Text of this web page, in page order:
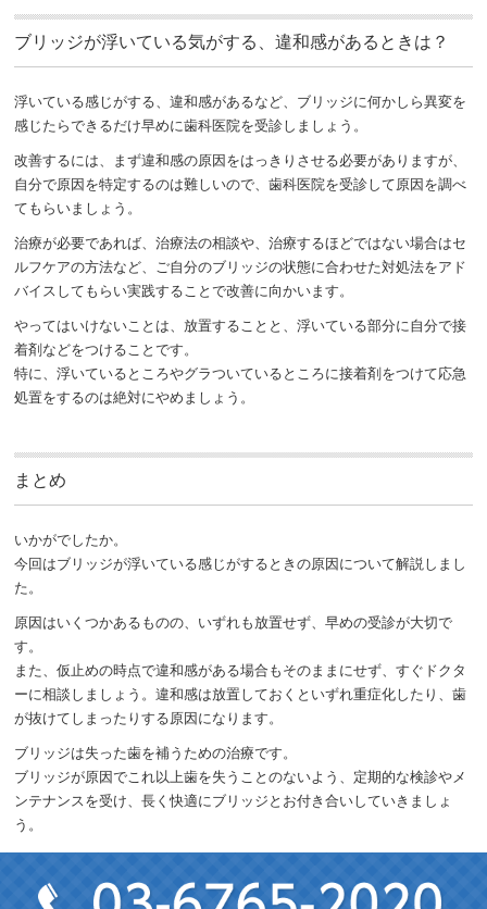
ブリッジが浮いている気がする、違和感があるときは？
浮いている感じがする、違和感があるなど、ブリッジに何かしら異変を
感じたらできるだけ早めに歯科医院を受診しましょう。
改善するには、まず違和感の原因をはっきりさせる必要がありますが、
自分で原因を特定するのは難しいので、歯科医院を受診して原因を調べ
てもらいましょう。
治療が必要であれば、治療法の相談や、治療するほどではない場合はセ
ルフケアの方法など、ご自分のブリッジの状態に合わせた対処法をアド
バイスしてもらい実践することで改善に向かいます。
やってはいけないことは、放置することと、浮いている部分に自分で接
着剤などをつけることです。
特に、浮いているところやグラついているところに接着剤をつけて応急
処置をするのは絶対にやめましょう。
まとめ
いかがでしたか。
今回はブリッジが浮いている感じがするときの原因について解説しまし
た。
原因はいくつかあるものの、いずれも放置せず、早めの受診が大切で
す。
また、仮止めの時点で違和感がある場合もそのままにせず、すぐドクタ
ーに相談しましょう。違和感は放置しておくといずれ重症化したり、歯
が抜けてしまったりする原因になります。
ブリッジは失った歯を補うための治療です。
ブリッジが原因でこれ以上歯を失うことのないよう、定期的な検診やメ
ンテナンスを受け、長く快適にブリッジとお付き合いしていきましょ
う。